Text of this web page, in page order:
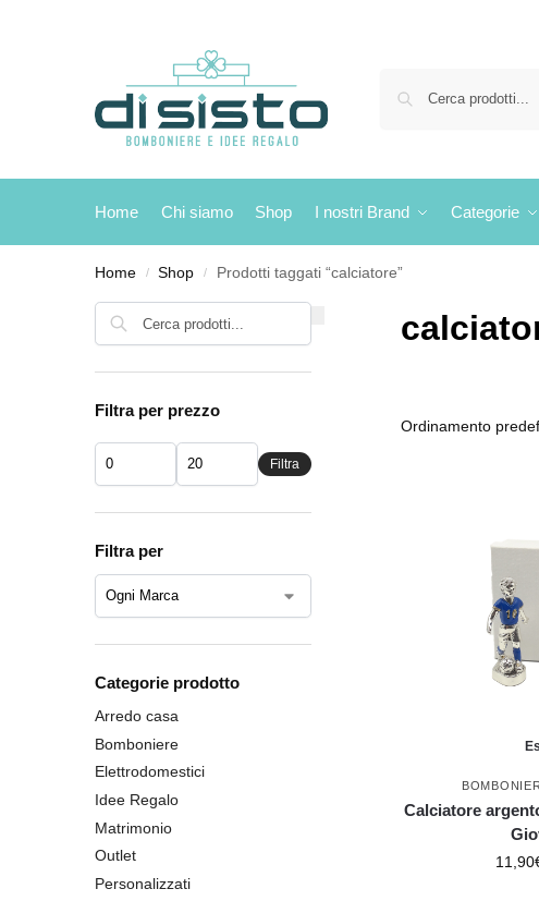
Home Chi siamo Shop I nostri Brand Categorie
Home / Shop / Prodotti taggati “calciatore”
Calciatore
11,90
Filtra per prezzo
Filtra
Filtra per
Categorie prodotto
Arredo casa
Bomboniere
Elettrodomestici
Idee Regalo
Matrimonio
Outlet
Personalizzati